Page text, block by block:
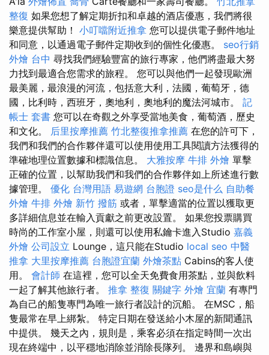
整復 如果您想了解定期折扣和卓越的酒店優惠，我們將很
樂意提供幫助！ 小叮噹附近推拿 您可以提供電子郵件地址
和同意，以通過電子郵件定期收到的個性化優惠。 seo行銷
外燴 台中 尋找我們經驗豐富的旅行專家，他們將盡最大努
力找到最適合您需求的旅程。 您可以與他們一起發現歐洲
最美麗，最浪漫的河流，包括意大利，法國，葡萄牙，德
國，比利時，西班牙，奧地利，奧地利的魔法河城市。 記
帳士 套書 您可以在奇觀之外享受當地美食，葡萄酒，歷史
和文化。 后里按摩推薦 竹北整復推拿推薦 在您的許可下，
我們和我們的合作夥伴還可以使用使用工具閱讀方法獲得的
準確地理位置數據和標識信息。 大雅按摩 牛排 外燴 單擊
正確的位置，以幫助我們和我們的合作夥伴如上所述進行數
據管理。 優化 台灣用語 易遊網 台胞證 seo是什么 自助餐
外燴 牛排 外燴 新竹 撥筋 或者，單擊適當的位置以獲取更
多詳細信息並在輸入貢獻之前更改設置。 如果您投票購買
時尚的工作室小屋，則還可以使用私鑰卡進入Studio 嘉義
外燴 公司設立 Lounge，這只能在Studio local seo 中醫
推拿 大里按摩推薦 台胞證宜蘭 外燴茶點 Cabins的客人使
用。 會計師 在這裡，您可以全天免費食用茶點，並與飲料
一起了解其他旅行者。 推拿 整復 關鍵字 外燴 宜蘭 有專門
為自己的船隻專門為唯一旅行者設計的沉船。 在MSC，船
隻最常在早上綁紮。 特定日期在發送給小木屋的新聞通訊
中提供。 幾天之內，規則是，乘客必須在指定時間一次出
現在終端中，以平穩地消除並消除長隊列。 邊界和島嶼與